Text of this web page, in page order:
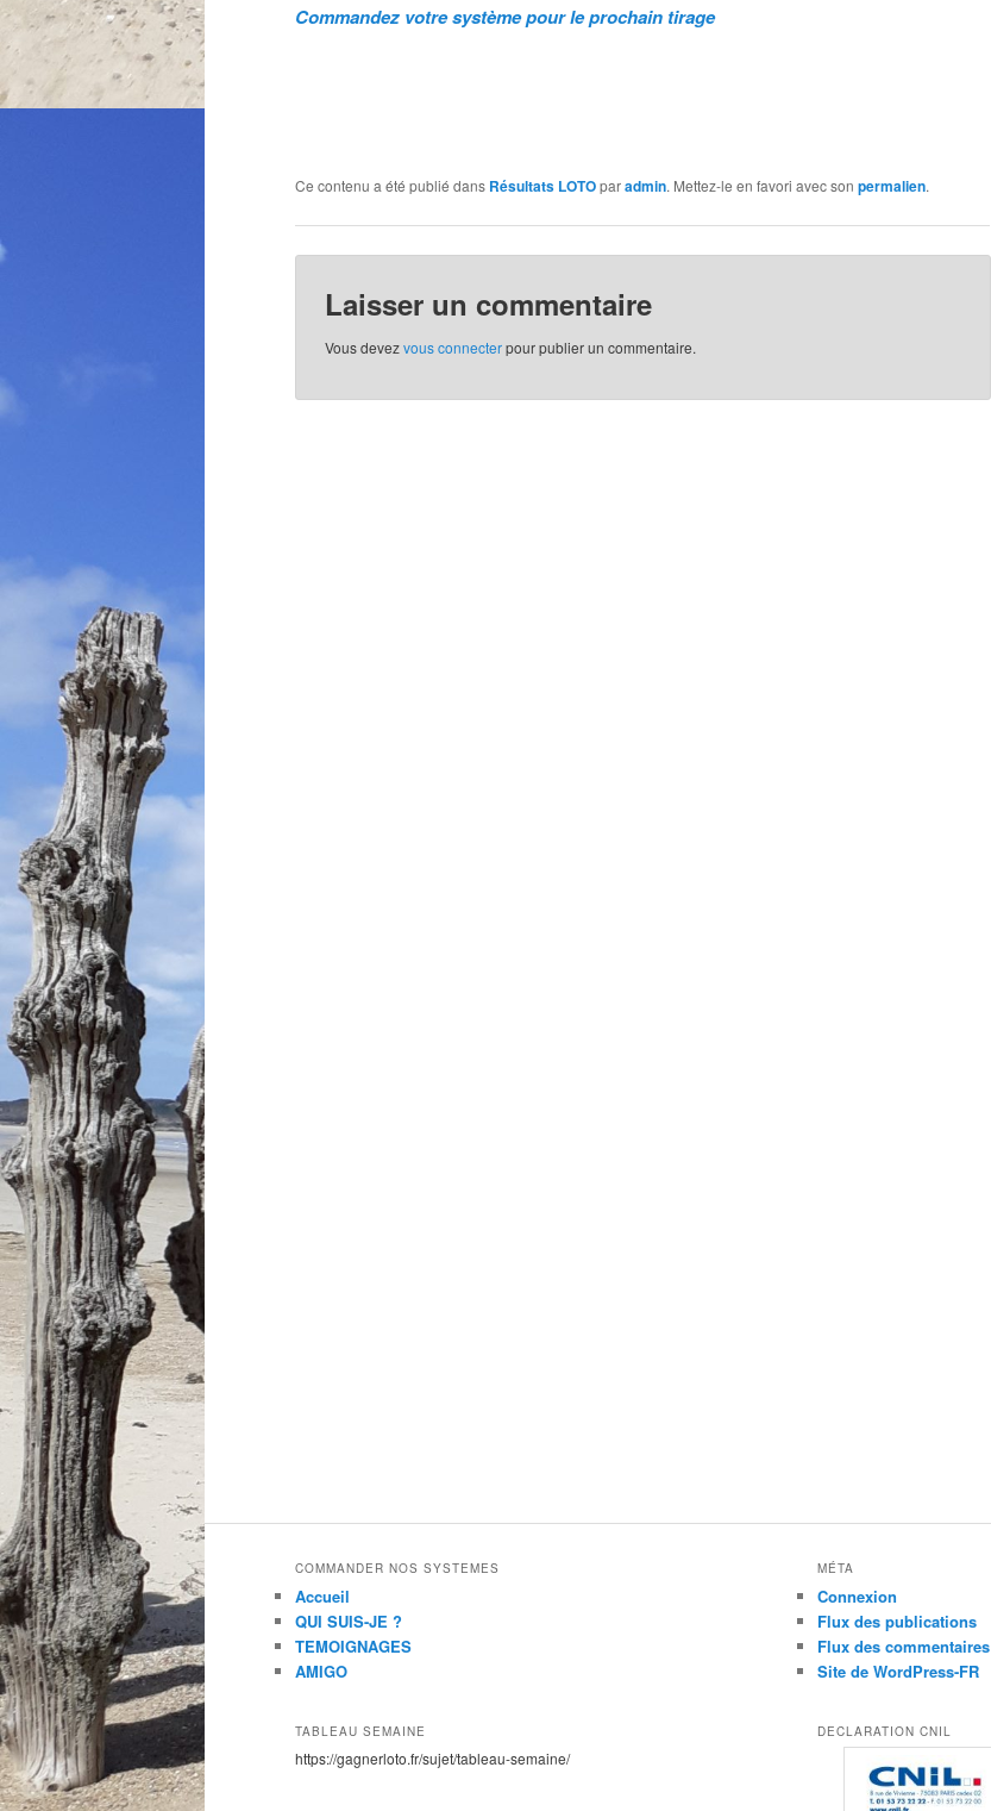
Commandez votre système pour le prochain tirage
Ce contenu a été publié dans Résultats LOTOparadmin. Mettez-le en favori avec son permalien.
Laisser un commentaire
Vous devezvous connecterpour publier un commentaire.
COMMANDER NOS SYSTEMES
Accueil
QUI SUIS-JE ?
TEMOIGNAGES
AMIGO
TABLEAU SEMAINE
https://gagnerloto.fr/sujet/tableau-semaine/
MÉTA
Connexion
Flux des publications
Flux des commentaires
Site de WordPress-FR
DECLARATION CNIL